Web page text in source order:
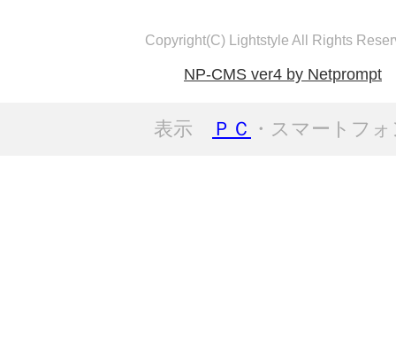
Copyright(C) Lightstyle All Rights
NP-CMS ver4 by Netprompt
表示 ＰＣ ・スマートフ